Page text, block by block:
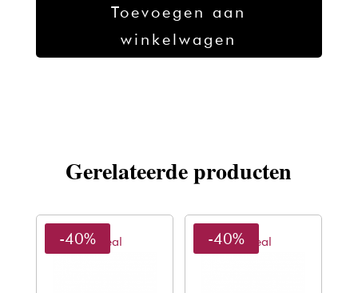
Toevoegen aan
winkelwagen
Gerelateerde producten
L'oreal
-40% L'oreal
-40%